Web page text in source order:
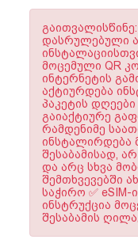
გაითვალისწინე:
დასრულებული
მოცემული QR
ინტერნეტის
აქტიურდება
პაკეტის
გაიაქტიურე
რამდენიმე
შესაბამისად,
და არც სხვა
შემთხვევებში
საჭირო ✅
ინსტრუქცია
შესაბამის